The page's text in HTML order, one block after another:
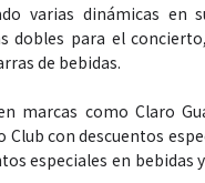
varias dinámicas en
dobles para el
de bebidas.
marcas como Claro
Club con descuentos
especiales en